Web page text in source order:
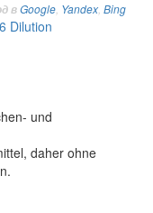
вGoogle Yandex Bing
Dilution
und
daher ohne